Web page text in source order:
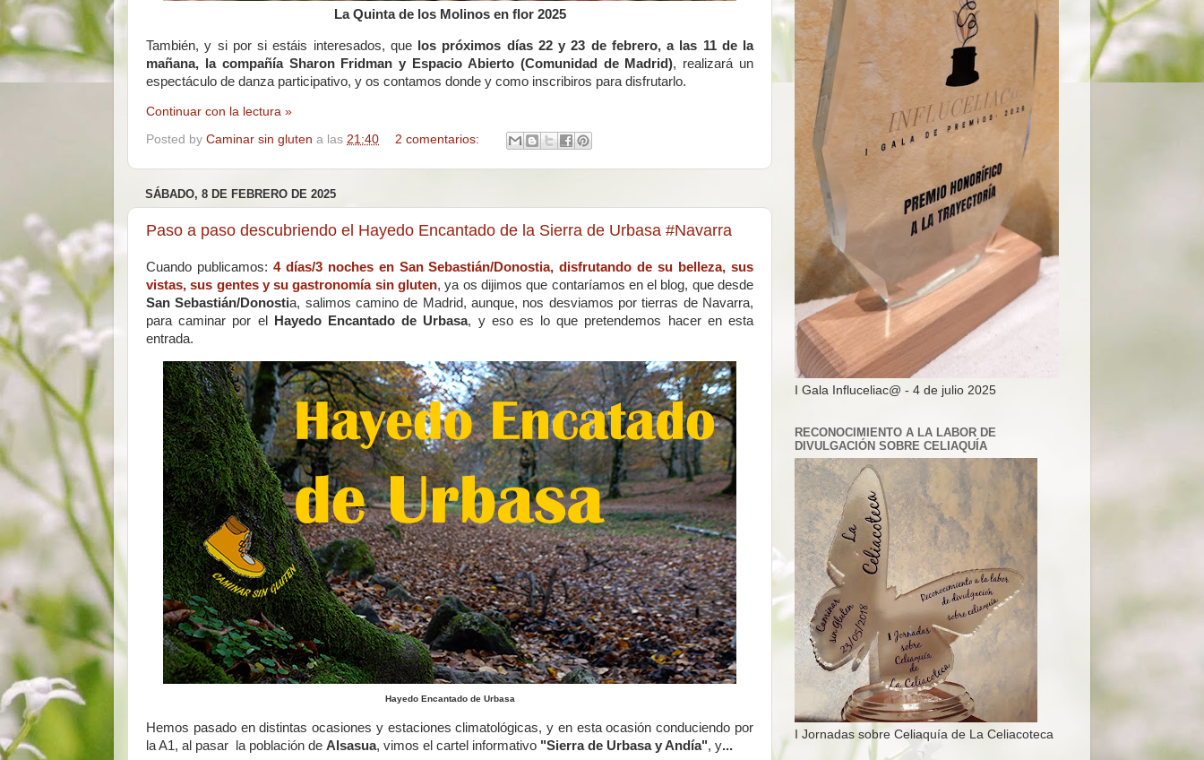
La Quinta de los Molinos en flor 2025
También, y si por si estáis interesados, que
los próximos días 22 y 23 de febrero, a las 11 de la
mañana, la compañía Sharon Fridman y Espacio Abierto (Comunidad de Madrid), realizará un
espectáculo de danza participativo, y os contamos donde y como inscribiros para disfrutarlo.
Continuar con la lectura »
Posted by Caminar sin gluten a las 21:40 2 comentarios:
SÁBADO, 8 DE FEBRERO DE 2025
Paso a paso descubriendo el Hayedo Encantado de la Sierra de Urbasa #Navarra
Cuando publicamos: 4 días/3 noches en San Sebastián/Donostia, disfrutando de su belleza, sus
vistas, sus gentes y su gastronomía sin gluten, ya os dijimos que contaríamos en el blog, que desde
San Sebastián/Donostia, salimos camino de Madrid, aunque, nos desviamos por tierras de Navarra,
para caminar por el
Hayedo Encantado de Urbasa, y eso es lo que pretendemos hacer en esta
entrada.
Hayedo Encantado de Urbasa
Hemos pasado en distintas ocasiones y estaciones climatológicas, y en esta ocasión conduciendo por
la A1, al pasar la población de Alsasua, vimos el cartel informativo "Sierra de Urbasa y Andía", y...
I Gala Influceliac@ - 4 de julio 2025
RECONOCIMIENTO A LA LABOR DE
DIVULGACIÓN SOBRE CELIAQUÍA
I Jornadas sobre Celiaquía de La Celiacoteca